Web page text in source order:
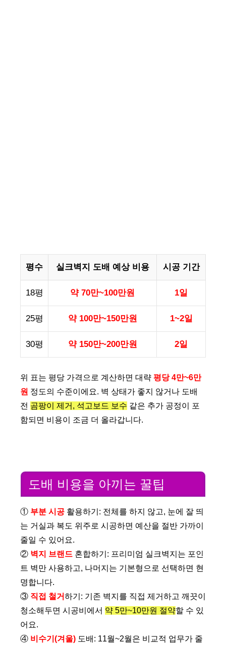
평수 실크벽지 도배 예상 비용 시공 기간
18평 약 70만~100만원 1일
25평 약 100만~150만원 1~2일
30평 약 150만~200만원 2일
위 표는 평당 가격으로 계산하면 대략 평당 4만~6만
원 정도의 수준이에요. 벽 상태가 좋지 않거나 도배
전 곰팡이 제거, 석고보드 보수 같은 추가 공정이 포
함되면 비용이 조금 더 올라갑니다.
도배 비용을 아끼는 꿀팁
① 부분 시공 활용하기: 전체를 하지 않고, 눈에 잘 띄
는 거실과 복도 위주로 시공하면 예산을 절반 가까이
줄일 수 있어요.
② 벽지 브랜드 혼합하기: 프리미엄 실크벽지는 포인
트 벽만 사용하고, 나머지는 기본형으로 선택하면 현
명합니다.
③ 직접 철거하기: 기존 벽지를 직접 제거하고 깨끗이
청소해두면 시공비에서 약 5만~10만원 절약할 수 있
어요.
④ 비수기(겨울) 도배: 11월~2월은 비교적 업무가 줄